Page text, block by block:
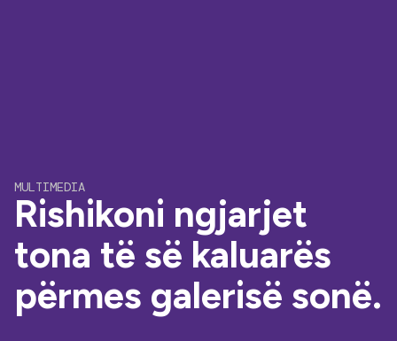
MULTIMEDIA
Rishikoni ngjarjet
tona të së kaluarës
përmes galerisë sonë.